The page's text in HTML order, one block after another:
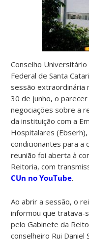
Conselho
Federal de Santa
sessão extraordinária
30 de junho, o
negociações sobre a
da instituição com a
Hospitalares
condicionantes para a
reunião foi aberta à
Reitoria, com
CUn no YouTube.
Ao abrir a sessão, o
informou que tratava-
pelo Gabinete da
conselheiro Rui